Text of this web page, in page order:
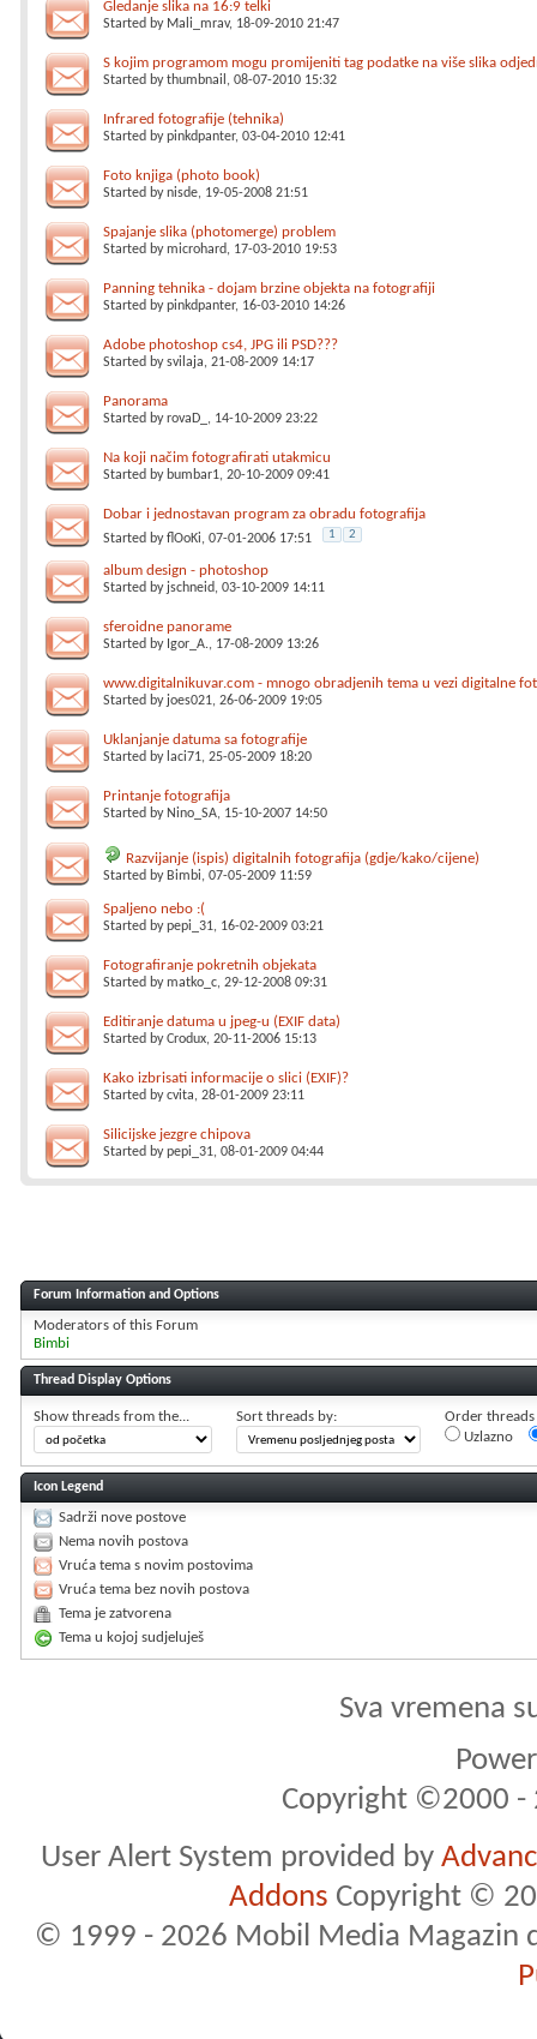
Gledanje slika na 16:9 telki
Started by Mali_mrav, 18-09-2010 21:47
S kojim programom mogu promijeniti tag podatke na više slika
Started bythumbnail , 08-07-2010 15:32
Infrared fotografije (tehnika)
Started bypinkdpanter, 03-04-2010 12:41
Foto knjiga (photo book)
Started bynisde, 19-05-2008 21:51
Spajanje slika (photomerge) problem
Started bymicrohard, 17-03-2010 19:53
Panning tehnika - dojam brzine objekta na fotografiji
Started bypinkdpanter, 16-03-2010 14:26
Adobe photoshop cs4, JPG ili PSD???
Started bysvilaja, 21-08-2009 14:17
Panorama
Started byrovaD_ , 14-10-2009 23:22
Na koji načim fotografirati utakmicu
Started by bumbar1, 20-10-2009 09:41
Dobar i jednostavan program za obradu fotografija
Started byflOoKi, 07-01-2006 17:51 1 2
album design - photoshop
Started by jschneid, 03-10-2009 14:11
sferoidne panorame
Started by Igor_A., 17-08-2009 13:26
www.digitalnikuvar.com - mnogo obradjenih tema u vezi digitalne
Started by joes021, 26-06-2009 19:05
Uklanjanje datuma sa fotografije
Started by laci71, 25-05-2009 18:20
Printanje fotografija
Started by Nino_SA, 15-10-2007 14:50
Razvijanje (ispis) digitalnih fotografija (gdje/kako/cijene)
Started by Bimbi, 07-05-2009 11:59
Spaljeno nebo :(
Started bypepi_31, 16-02-2009 03:21
Fotografiranje pokretnih objekata
Started bymatko_c, 29-12-2008 09:31
Editiranje datuma u jpeg-u (EXIF data)
Started byCrodux, 20-11-2006 15:13
Kako izbrisati informacije o slici (EXIF)?
Started bycvita, 28-01-2009 23:11
Silicijske jezgre chipova
Started bypepi_31, 08-01-2009 04:44
Forum Information and Options
Moderators of this Forum
Bimbi
Thread Display Options
Show threads from the... Sort threads by:
Order threads
Uzlazno
Icon Legend
Sadrži nove postove
Nema novih postova
Vruća tema s novim postovima
Vruća tema bez novih postova
Tema je zatvorena
Tema u kojoj sudjeluješ
Sva vremena
Copyright ©2000 -
User Alert System provided by
Addons Copyright ©
© 1999 - 2026 Mobil Media Magazin